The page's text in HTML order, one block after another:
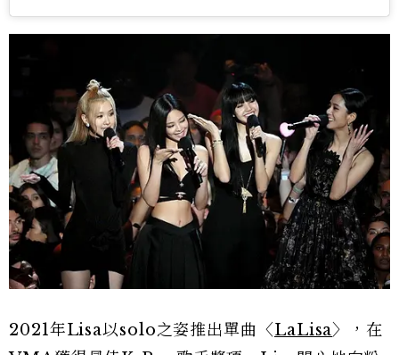
2021年Lisa以solo之姿推出單曲〈LaLisa〉，在